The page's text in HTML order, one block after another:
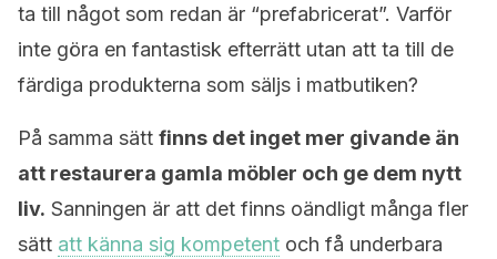
ta till något som redan är “prefabricerat”. Varför
inte göra en fantastisk efterrätt utan att ta till de
färdiga produkterna som säljs i matbutiken?
På samma sätt finns det inget mer givande än
att restaurera gamla möbler och ge dem nytt
liv. Sanningen är att det finns oändligt många fler
sätt att känna sig kompetent och få underbara